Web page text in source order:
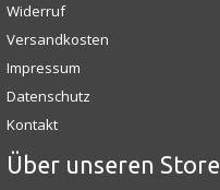
Widerruf
Versandkosten
Impressum
Datenschutz
Kontakt
Über unseren Store